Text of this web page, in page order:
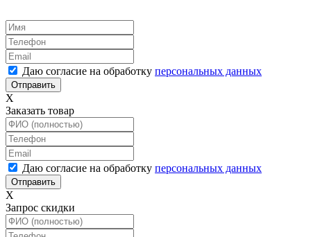
Даю согласие на обработку персональных данных
X
Заказать товар
Даю согласие на обработку персональных данных
X
Запрос скидки